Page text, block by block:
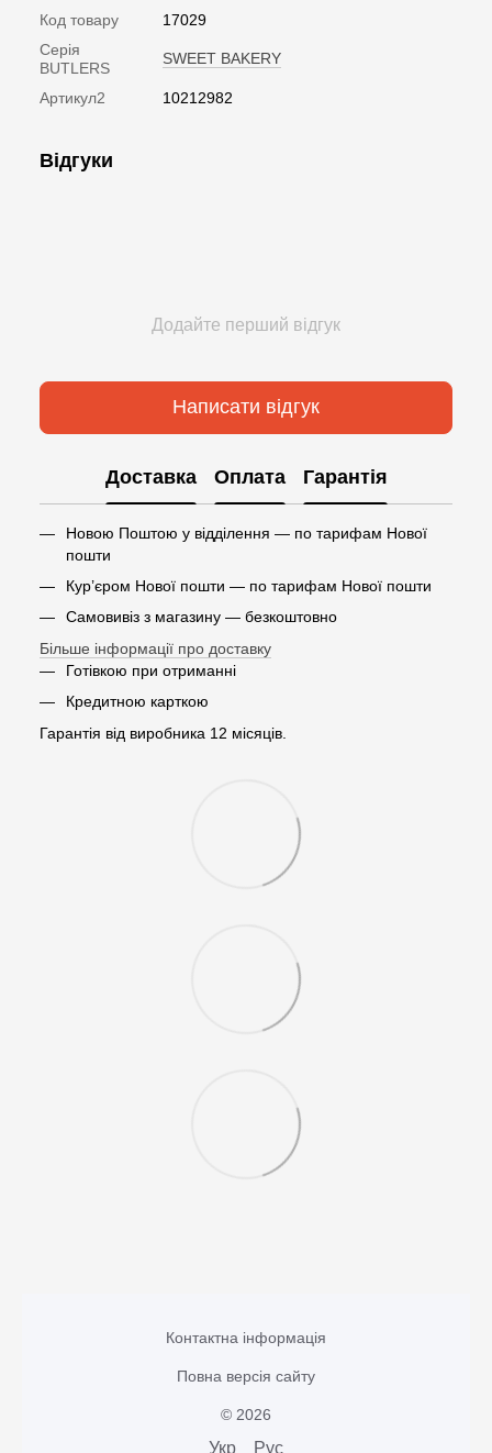
Код товару
17029
Серія
BUTLERS
SWEET BAKERY
Артикул2 10212982
Відгуки
Додайте перший відгук
Написати відгук
Доставка Оплата Гарантія
Новою Поштою у відділення — по тарифам Нової
пошти
Кур’єром Нової пошти — по тарифам Нової пошти
Самовивіз з магазину — безкоштовно
Більше інформації про доставку
Готівкою при отриманні
Кредитною карткою
Гарантія від виробника 12 місяців.
Контактна інформація
Повна версія сайту
© 2026
Укр Рус